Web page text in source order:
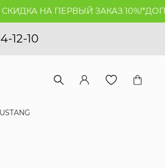
НА ПЕРВЫЙ ЗАКАЗ 10%!*ДОП.
12-10